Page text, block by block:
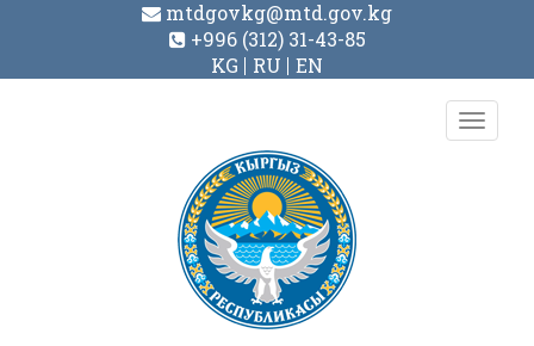
mtdgovkg@mtd.gov.kg
+996 (312) 31-43-85
KG
RU EN
Toggle